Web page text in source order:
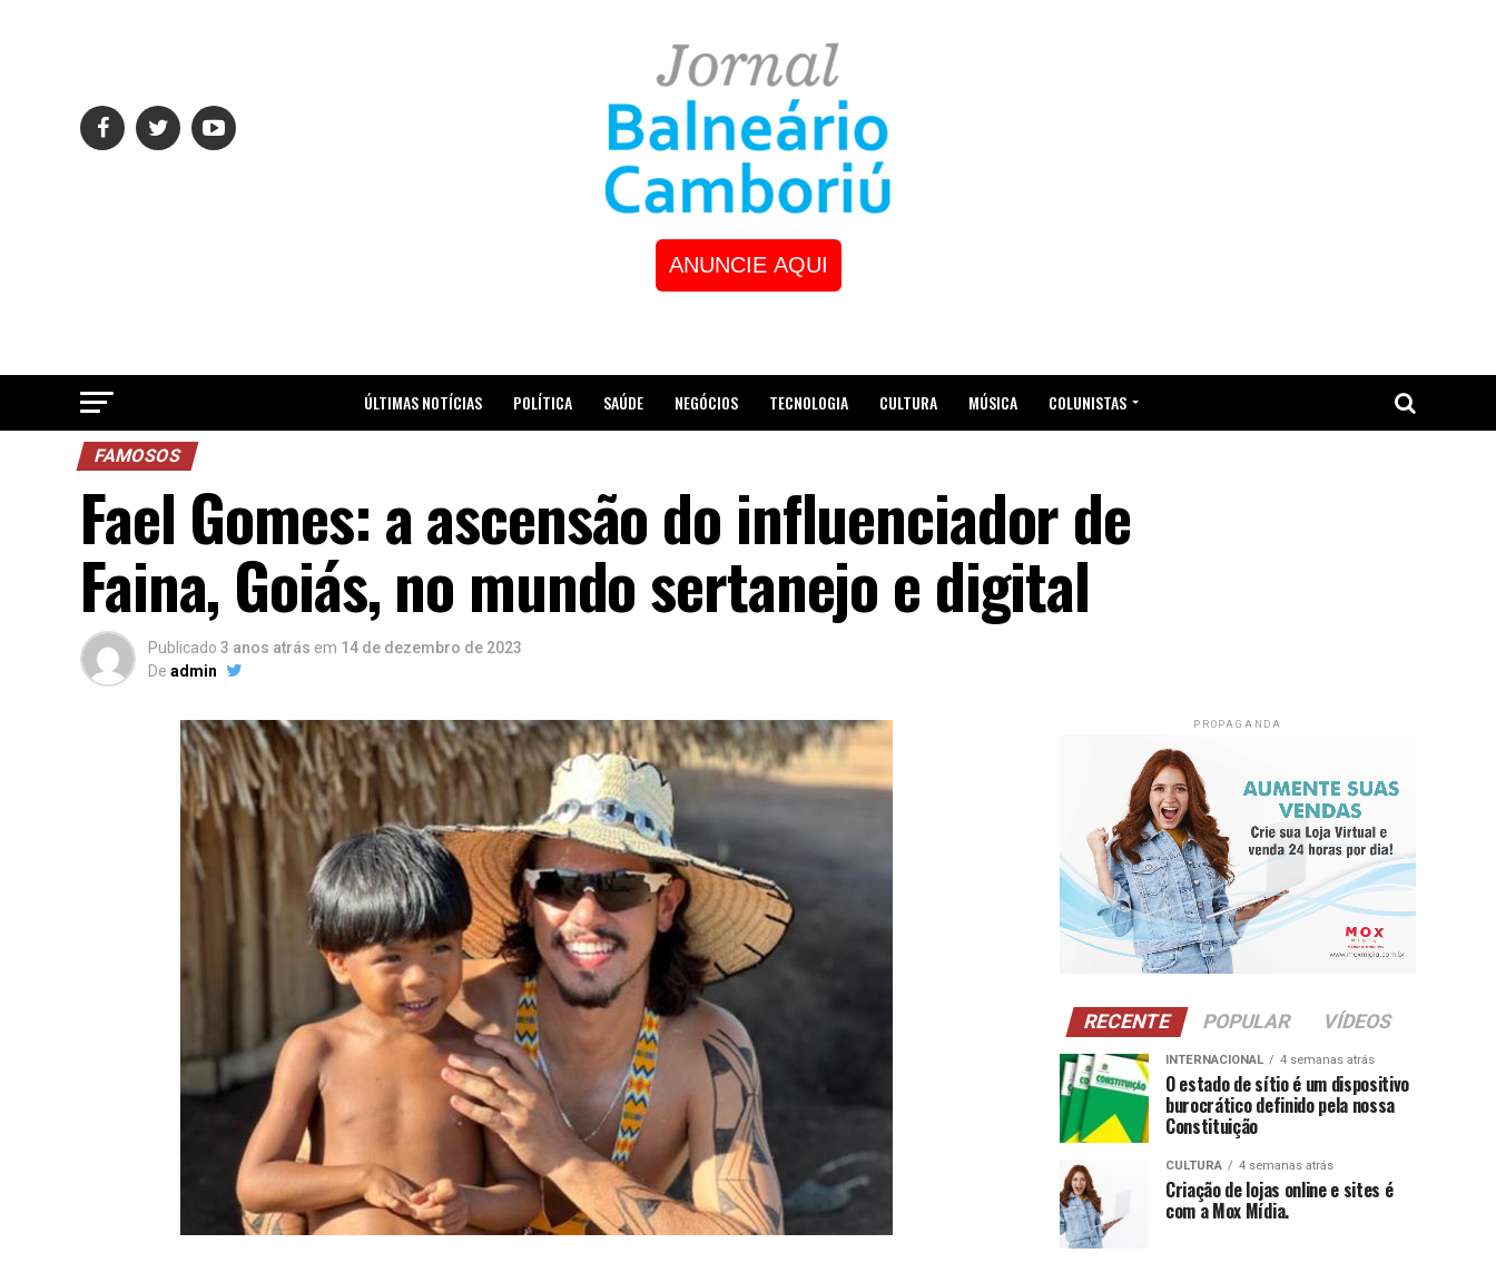
ANUNCIE AQUI
ÚLTIMAS NOTÍCIAS POLÍTICA SAÚDE NEGÓCIOS TECNOLOGIA CULTURA MÚSICA COLUNISTAS
FAMOSOS
Fael Gomes: a ascensão do influenciador de
Faina, Goiás, no mundo sertanejo e digital
Publicado 3 anos atrás em 14 de dezembro de 2023
De admin
PROPAGANDA
RECENTE POPULAR VÍDEOS
INTERNACIONAL 4 semanas atrás
O estado de sítio é um dispositivo
burocrático definido pela nossa
Constituição
CULTURA 4 semanas atrás
Criação de lojas online e sites é
com a Mox Mídia.